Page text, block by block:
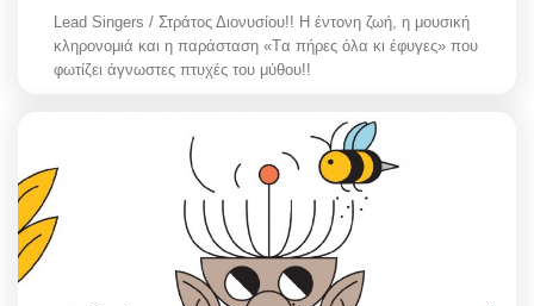
Lead Singers / Στράτος Διονυσίου!! Η έντονη ζωή, η μουσική
κληρονομιά και η παράσταση «Tα πήρες όλα κι έφυγες» που
φωτίζει άγνωστες πτυχές του μύθου!!